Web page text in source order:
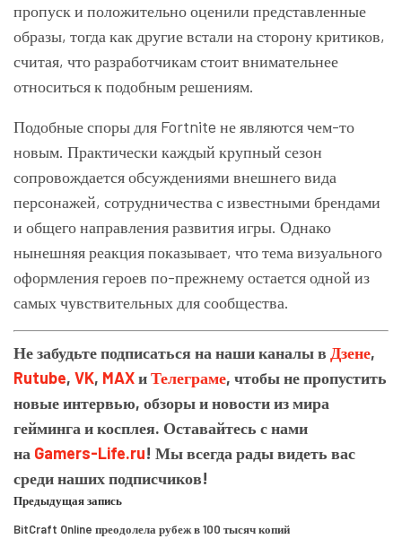
пропуск и положительно оценили представленные
образы, тогда как другие встали на сторону критиков,
считая, что разработчикам стоит внимательнее
относиться к подобным решениям.
Подобные споры для Fortnite не являются чем-то
новым. Практически каждый крупный сезон
сопровождается обсуждениями внешнего вида
персонажей, сотрудничества с известными брендами
и общего направления развития игры. Однако
нынешняя реакция показывает, что тема визуального
оформления героев по-прежнему остается одной из
самых чувствительных для сообщества.
Не забудьте подписаться на наши каналы в Дзене,
Rutube, VK, MAXиТелеграме, чтобы не пропустить
новые интервью, обзоры и новости из мира
гейминга и косплея. Оставайтесь с нами
на Gamers-Life.ru! Мы всегда рады видеть вас
среди наших подписчиков!
Предыдущая запись
BitCraft Online преодолела рубеж в 100 тысяч копий